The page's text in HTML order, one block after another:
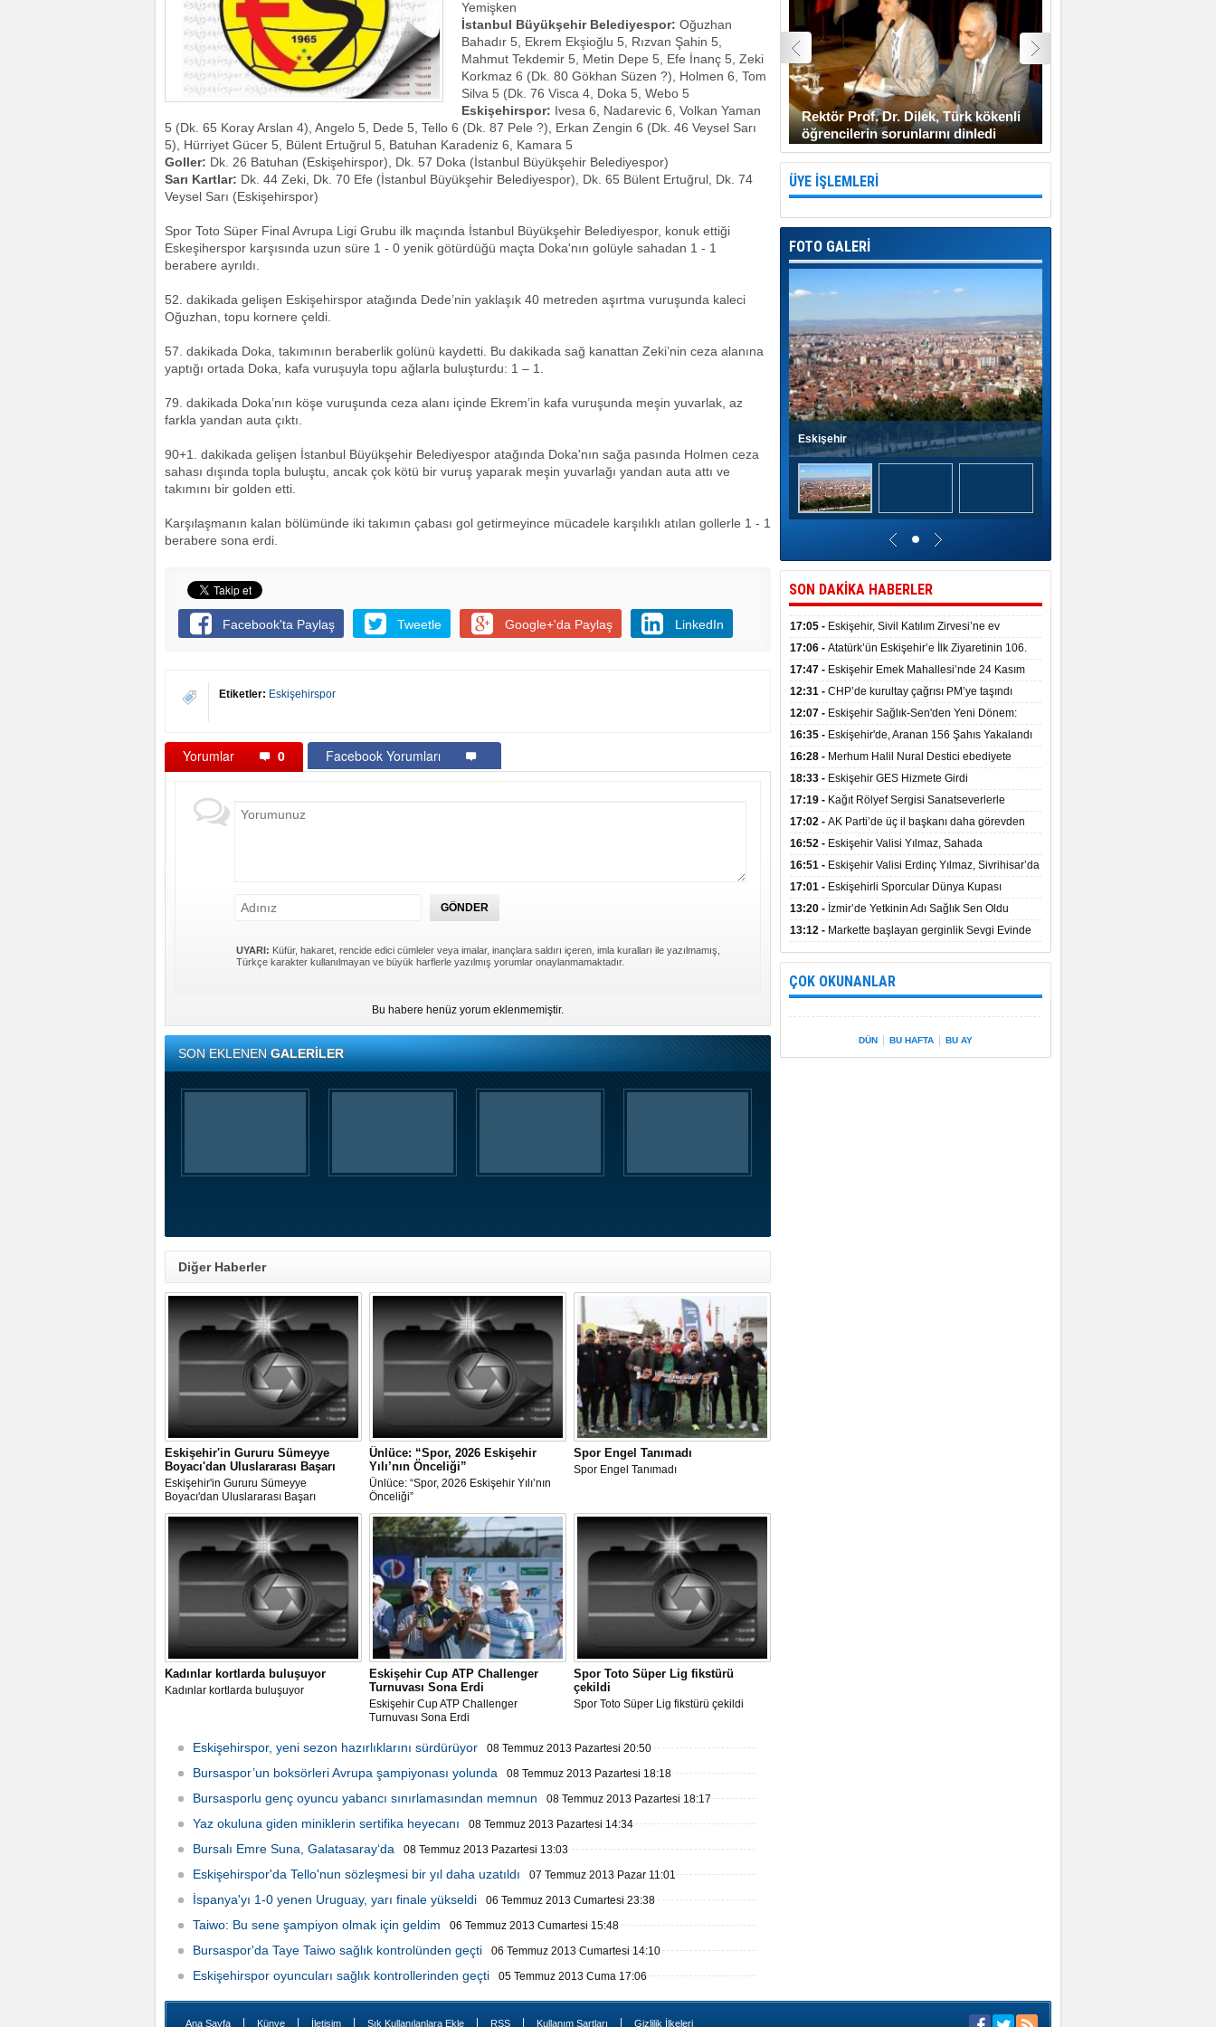
Yemişken
İstanbul Büyükşehir Belediyespor: Oğuzhan
Bahadır 5, Ekrem Ekşioğlu 5, Rızvan Şahin 5,
Mahmut Tekdemir 5, Metin Depe 5, Efe İnanç 5, Zeki
Korkmaz 6 (Dk. 80 Gökhan Süzen ?), Holmen 6, Tom
Silva 5 (Dk. 76 Visca 4, Doka 5, Webo 5
Eskişehirspor: Ivesa 6, Nadarevic 6, Volkan Yaman
5 (Dk. 65 Koray Arslan 4), Angelo 5, Dede 5, Tello 6 (Dk. 87 Pele ?), Erkan Zengin 6 (Dk. 46 Veysel Sarı
5), Hürriyet Gücer 5, Bülent Ertuğrul 5, Batuhan Karadeniz 6, Kamara 5
Goller: Dk. 26 Batuhan (Eskişehirspor), Dk. 57 Doka (İstanbul Büyükşehir Belediyespor)
Sarı Kartlar: Dk. 44 Zeki, Dk. 70 Efe (İstanbul Büyükşehir Belediyespor), Dk. 65 Bülent Ertuğrul, Dk. 74
Veysel Sarı (Eskişehirspor)
Spor Toto Süper Final Avrupa Ligi Grubu ilk maçında İstanbul Büyükşehir Belediyespor, konuk ettiği
Eskeşiherspor karşısında uzun süre 1 - 0 yenik götürdüğü maçta Doka'nın golüyle sahadan 1 - 1
berabere ayrıldı.
52. dakikada gelişen Eskişehirspor atağında Dede’nin yaklaşık 40 metreden aşırtma vuruşunda kaleci
Oğuzhan, topu kornere çeldi.
57. dakikada Doka, takımının beraberlik golünü kaydetti. Bu dakikada sağ kanattan Zeki’nin ceza alanına
yaptığı ortada Doka, kafa vuruşuyla topu ağlarla buluşturdu: 1 – 1.
79. dakikada Doka’nın köşe vuruşunda ceza alanı içinde Ekrem’in kafa vuruşunda meşin yuvarlak, az
farkla yandan auta çıktı.
90+1. dakikada gelişen İstanbul Büyükşehir Belediyespor atağında Doka'nın sağa pasında Holmen ceza
sahası dışında topla buluştu, ancak çok kötü bir vuruş yaparak meşin yuvarlağı yandan auta attı ve
takımını bir golden etti.
Karşılaşmanın kalan bölümünde iki takımın çabası gol getirmeyince mücadele karşılıklı atılan gollerle 1 - 1
berabere sona erdi.
Facebook'ta Paylaş Tweetle Google+'da Paylaş LinkedIn
Etiketler: Eskişehirspor
Yorumlar 0 Facebook Yorumları
UYARI: Küfür, hakaret, rencide edici cümleler veya imalar, inançlara saldırı içeren, imla kuralları ile yazılmamış,
Türkçe karakter kullanılmayan ve büyük harflerle yazılmış yorumlar onaylanmamaktadır.
Bu habere henüz yorum eklenmemiştir.
SON EKLENENGALERİLER
Diğer Haberler
Eskişehir'in Gururu Sümeyye
Boyacı'dan Uluslararası Başarı
Eskişehir'in Gururu Sümeyye
Boyacı'dan Uluslararası Başarı
Ünlüce: “Spor, 2026 Eskişehir
Yılı’nın Önceliği”
Ünlüce: “Spor, 2026 Eskişehir Yılı’nın
Önceliği”
Spor Engel Tanımadı
Spor Engel Tanımadı
Kadınlar kortlarda buluşuyor
Kadınlar kortlarda buluşuyor
Eskişehir Cup ATP Challenger
Turnuvası Sona Erdi
Eskişehir Cup ATP Challenger
Turnuvası Sona Erdi
Spor Toto Süper Lig fikstürü
çekildi
Spor Toto Süper Lig fikstürü çekildi
Eskişehirspor, yeni sezon hazırlıklarını sürdürüyor 08 Temmuz 2013 Pazartesi 20:50
Bursaspor’un boksörleri Avrupa şampiyonası yolunda 08 Temmuz 2013 Pazartesi 18:18
Bursasporlu genç oyuncu yabancı sınırlamasından memnun 08 Temmuz 2013 Pazartesi 18:17
Yaz okuluna giden miniklerin sertifika heyecanı 08 Temmuz 2013 Pazartesi 14:34
Bursalı Emre Suna, Galatasaray‘da 08 Temmuz 2013 Pazartesi 13:03
Eskişehirspor'da Tello'nun sözleşmesi bir yıl daha uzatıldı 07 Temmuz 2013 Pazar 11:01
İspanya'yı 1-0 yenen Uruguay, yarı finale yükseldi 06 Temmuz 2013 Cumartesi 23:38
Taiwo: Bu sene şampiyon olmak için geldim 06 Temmuz 2013 Cumartesi 15:48
Bursaspor'da Taye Taiwo sağlık kontrolünden geçti 06 Temmuz 2013 Cumartesi 14:10
Eskişehirspor oyuncuları sağlık kontrollerinden geçti 05 Temmuz 2013 Cuma 17:06
Rektör Prof. Dr. Dilek, Türk kökenli
öğrencilerin sorunlarını dinledi
ÜYE İŞLEMLERİ
FOTO GALERİ
Eskişehir
SON DAKİKA HABERLER
17:05 - Eskişehir, Sivil Katılım Zirvesi’ne ev
sahipliği yaptı.
17:06 - Atatürk’ün Eskişehir’e İlk Ziyaretinin 106.
Yılı Törenle Kutlandı
17:47 - Eskişehir Emek Mahallesi’nde 24 Kasım
İlkokulu törenle hizmete girdi
12:31 - CHP’de kurultay çağrısı PM’ye taşındı
12:07 - Eskişehir Sağlık-Sen'den Yeni Dönem:
Mazbata Teslim Alındı
16:35 - Eskişehir'de, Aranan 156 Şahıs Yakalandı
16:28 - Merhum Halil Nural Destici ebediyete
uğurlandı
18:33 - Eskişehir GES Hizmete Girdi
17:19 - Kağıt Rölyef Sergisi Sanatseverlerle
Buluştu
17:02 - AK Parti’de üç il başkanı daha görevden
alındı
16:52 - Eskişehir Valisi Yılmaz, Sahada
İncelemelerde Bulundu
16:51 - Eskişehir Valisi Erdinç Yılmaz, Sivrihisar’da
17:01 - Eskişehirli Sporcular Dünya Kupası
Başarılarını Vali Yılmaz’la Paylaştı
13:20 - İzmir’de Yetkinin Adı Sağlık Sen Oldu
13:12 - Markette başlayan gerginlik Sevgi Evinde
yara sardı.
ÇOK OKUNANLAR
DÜN BU HAFTA BU AY
Ana Sayfa Künye İletişim Sık Kullanılanlara Ekle RSS Kullanım Şartları Gizlilik İlkeleri